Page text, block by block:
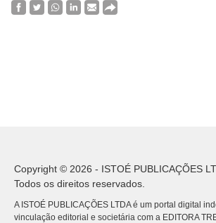
Copyright © 2026 - ISTOÉ PUBLICAÇÕES
Todos os direitos reservados.
A ISTOÉ PUBLICAÇÕES LTDA é um portal digital
vinculação editorial e societária com a EDITORA